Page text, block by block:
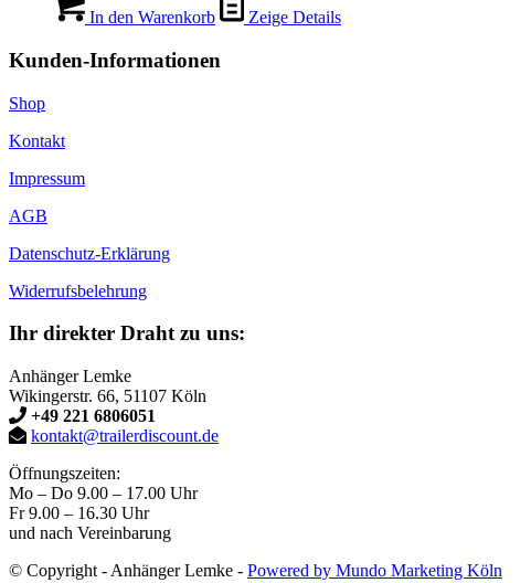
In den Warenkorb Zeige Details
Kunden-Informationen
Shop
Kontakt
Impressum
AGB
Datenschutz-Erklärung
Widerrufsbelehrung
Ihr direkter Draht zu uns:
Anhänger Lemke
Wikingerstr. 66, 51107 Köln
+49 221 6806051
kontakt@trailerdiscount.de
Öffnungszeiten:
Mo – Do 9.00 – 17.00 Uhr
Fr 9.00 – 16.30 Uhr
und nach Vereinbarung
© Copyright - Anhänger Lemke - Powered by Mundo Marketing Köln